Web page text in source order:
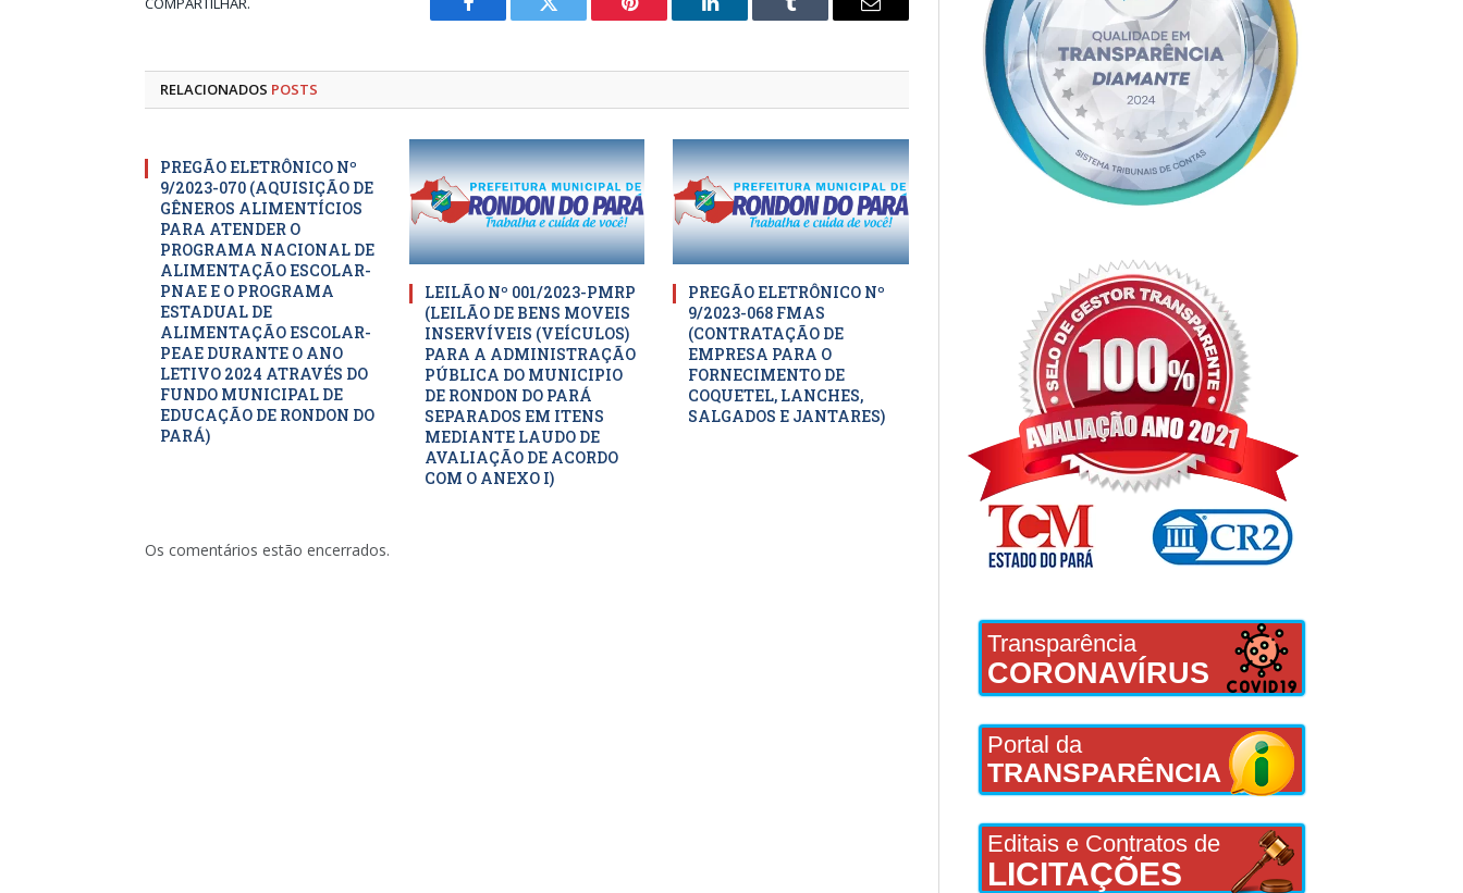
Facebook Twitter Pinterest LinkedIn Tumblr
E-
RELACIONADOS POSTS
PREGÃO ELETRÔNICO Nº
9/2023-070 (AQUISIÇÃO DE
GÊNEROS ALIMENTÍCIOS
PARA ATENDER O
PROGRAMA NACIONAL DE
ALIMENTAÇÃO ESCOLAR-
PNAE E O PROGRAMA
ESTADUAL DE
ALIMENTAÇÃO ESCOLAR-
PEAE DURANTE O ANO
LETIVO 2024 ATRAVÉS DO
FUNDO MUNICIPAL DE
EDUCAÇÃO DE RONDON DO
PARÁ)
LEILÃO Nº 001/2023-PMRP
(LEILÃO DE BENS MOVEIS
INSERVÍVEIS (VEÍCULOS)
PARA A ADMINISTRAÇÃO
PÚBLICA DO MUNICIPIO
DE RONDON DO PARÁ
SEPARADOS EM ITENS
MEDIANTE LAUDO DE
AVALIAÇÃO DE ACORDO
COM O ANEXO I)
PREGÃO ELETRÔNICO Nº
9/2023-068 FMAS
(CONTRATAÇÃO DE
EMPRESA PARA O
FORNECIMENTO DE
COQUETEL, LANCHES,
SALGADOS E JANTARES)
Os comentários estão encerrados.
Transparência
CORONAVÍRUS
Portal da
TRANSPARÊNCIA
Editais e Contratos de
LICITAÇÕES